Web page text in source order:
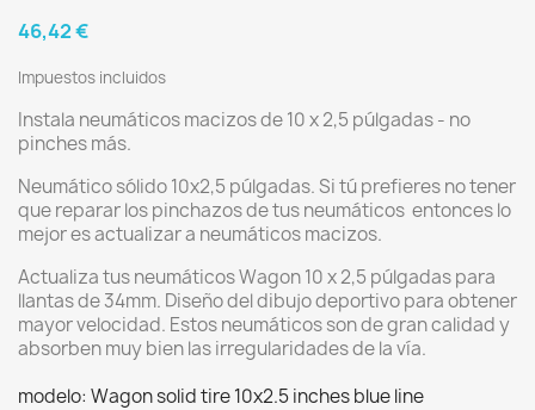
46,42 €
Impuestos incluidos
Instala neumáticos macizos de 10 x 2,5 púlgadas - no
pinches más.
Neumático sólido 10x2,5 púlgadas. Si tú prefieres no tener
que reparar los pinchazos de tus neumáticos entonces lo
mejor es actualizar a neumáticos macizos.
Actualiza tus neumáticos Wagon 10 x 2,5 púlgadas para
llantas de 34mm. Diseño del dibujo deportivo para obtener
mayor velocidad. Estos neumáticos son de gran calidad y
absorben muy bien las irregularidades de la vía.
modelo: Wagon solid tire 10x2.5 inches blue line